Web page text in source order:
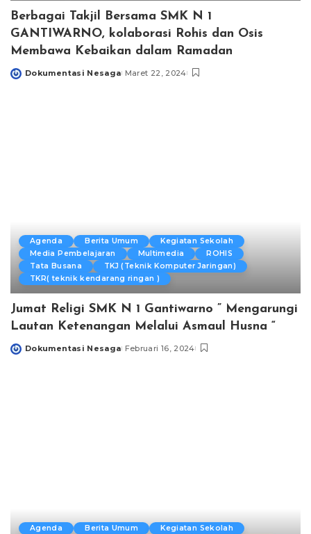
Berbagai Takjil Bersama SMK N 1
GANTIWARNO, kolaborasi Rohis dan Osis
Membawa Kebaikan dalam Ramadan
Posted
Dokumentasi Nesaga Maret 22, 2024
Agenda Berita Umum
Kegiatan Sekolah
Media Pembelajaran
Multimedia
ROHIS
Tata Busana
TKJ (Teknik Komputer Jaringan)
TKR( teknik kendarang ringan )
Jumat Religi SMK N 1 Gantiwarno ” Mengarungi
Lautan Ketenangan Melalui Asmaul Husna “
Posted
Dokumentasi Nesaga Februari 16, 2024
Agenda Berita Umum
Kegiatan Sekolah